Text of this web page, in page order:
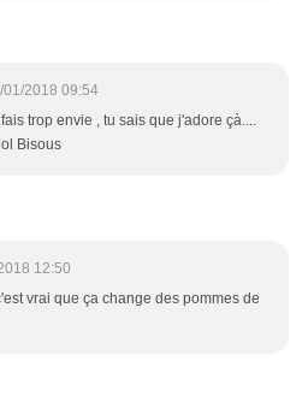
01/2018 09:54
fais trop envie , tu sais que j'adore çà....
Bisous
12:50
vrai que ça change des pommes de